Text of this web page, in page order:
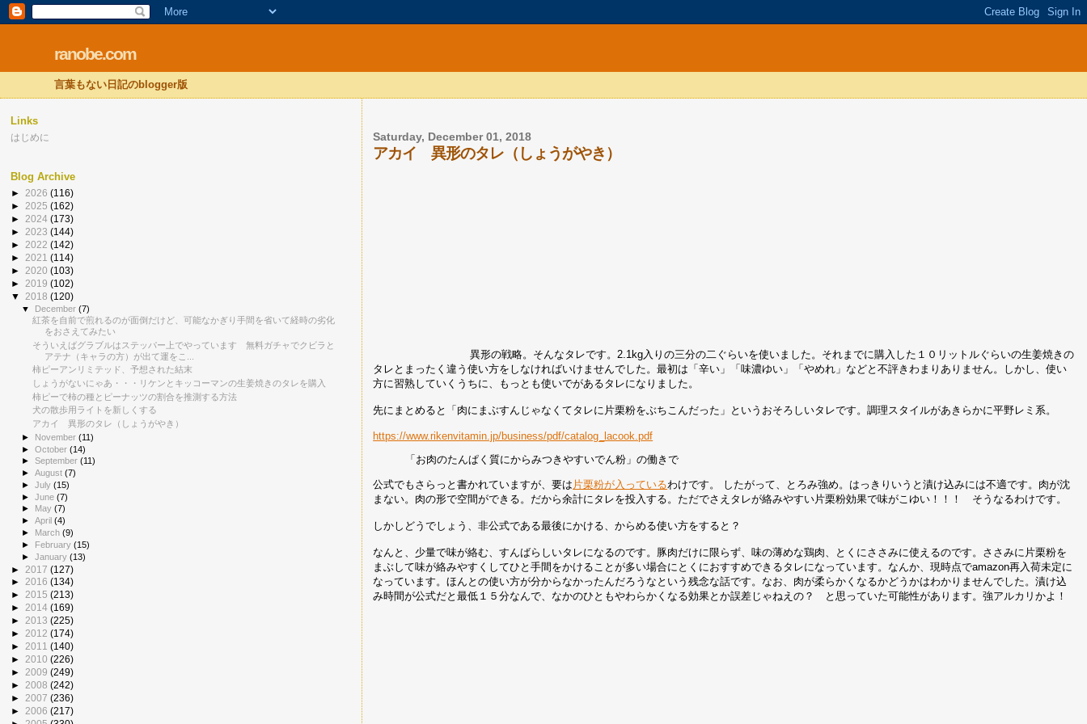
ranobe.com
言葉もない日記のblogger版
Saturday, December 01, 2018
アカイ 異形のタレ（しょうがやき）
異形の戦略。そんなタレです。2.1kg入りの三分の二ぐらいを使いました。それまでに購入した１０リットルぐらいの生姜焼きの
タレとまったく違う使い方をしなければいけませんでした。最初は「辛い」「味濃ゆい」「やめれ」などと不評きわまりありません。しかし、使い
方に習熟していくうちに、もっとも使いでがあるタレになりました。
先にまとめると「肉にまぶすんじゃなくてタレに片栗粉をぶちこんだった」というおそろしいタレです。調理スタイルがあきらかに平野レミ系。
https://www.rikenvitamin.jp/business/pdf/catalog_lacook.pdf
「お肉のたんぱく質にからみつきやすいでん粉」の働きで
公式でもさらっと書かれていますが、要は 片栗粉が入っているわけです。 したがって、とろみ強め。はっきりいうと漬け込みには不適です。肉が沈
まない。肉の形で空間ができる。だから余計にタレを投入する。ただでさえタレが絡みやすい片栗粉効果で味がこゆい！！！ そうなるわけです。
しかしどうでしょう、非公式である最後にかける、からめる使い方をすると？
なんと、少量で味が絡む、すんばらしいタレになるのです。豚肉だけに限らず、味の薄めな鶏肉、とくにささみに使えるのです。ささみに片栗粉を
まぶして味が絡みやすくしてひと手間をかけることが多い場合にとくにおすすめできるタレになっています。なんか、現時点でamazon再入荷未定に
なっています。ほんとの使い方が分からなかったんだろうなという残念な話です。なお、肉が柔らかくなるかどうかはわかりませんでした。漬け込
み時間が公式だと最低１５分なんで、なかのひともやわらかくなる効果とか誤差じゃねえの？ と思っていた可能性があります。強アルカリかよ！
Links
はじめに
Blog Archive
► 2026 (116)
► 2025 (162)
► 2024 (173)
► 2023 (144)
► 2022 (142)
► 2021 (114)
► 2020 (103)
► 2019 (102)
▼ 2018 (120)
▼ December(7)
紅茶を自前で煎れるのが面倒だけど、可能なかぎり手間を省いて経時の劣化
をおさえてみたい
そういえばグラブルはステッパー上でやっています 無料ガチャでクビラと
アテナ（キャラの方）が出て運をこ...
柿ピーアンリミテッド、予想された結末
しょうがないにゃあ・・・リケンとキッコーマンの生姜焼きのタレを購入
柿ピーで柿の種とピーナッツの割合を推測する方法
犬の散歩用ライトを新しくする
アカイ 異形のタレ（しょうがやき）
► November(11)
►October(14)
►September(11)
►August(7)
►July(15)
►June(7)
►
May(7)
►April(4)
► March(9)
► February(15)
►January(13)
► 2017 (127)
► 2016 (134)
► 2015 (213)
► 2014 (169)
► 2013 (225)
► 2012 (174)
► 2011 (140)
► 2010 (226)
► 2009 (249)
► 2008 (242)
► 2007 (236)
► 2006 (217)